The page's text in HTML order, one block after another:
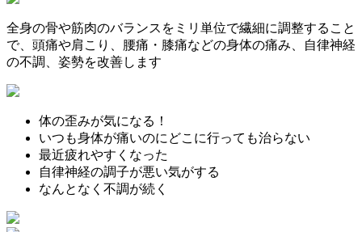
全身の骨や筋肉のバランスをミリ単位で繊細に調整すること
で、頭痛や肩こり、腰痛・膝痛などの身体の痛み、自律神経
の不調、姿勢を改善します
体の歪みが気になる！
いつも身体が痛いのにどこに行っても治らない
最近疲れやすくなった
自律神経の調子が悪い気がする
なんとなく不調が続く